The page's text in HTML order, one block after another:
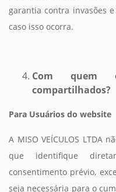
garantia contra invasões
caso isso ocorra.
Com quem
compartilhados?
Para Usuários do website
A MISO VEÍCULOS LTDA
que identifique
consentimento prévio,
seja necessária para o